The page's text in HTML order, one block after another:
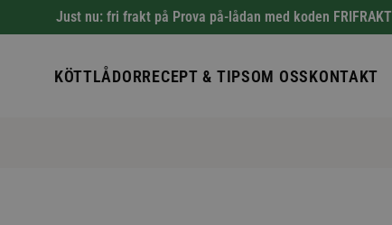
Just nu: fri frakt på Prova på-lådan med koden FRIFRAKT
KÖTTLÅDORRECEPT & TIPSOM OSSKONTAKT